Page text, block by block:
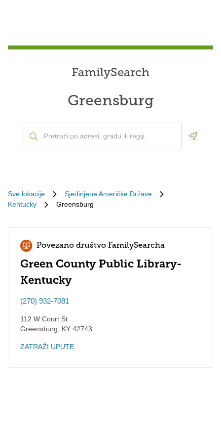
FamilySearch
Greensburg
Sve lokacije
Sjedinjene Američke Države
Kentucky
Greensburg
Povezano društvo FamilySearcha
Green County Public Library-
Kentucky
(270) 932-7081
112 W Court St
Greensburg
KY 42743
ZATRAŽI UPUTE